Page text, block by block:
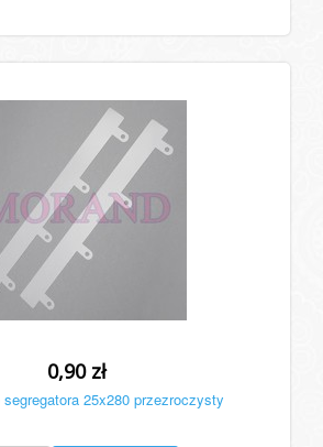
0,90 zł
25x280 przezroczysty